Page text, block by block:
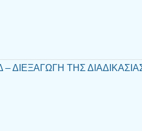
ΔΙΕΞΑΓΩΓΗ ΤΗΣ ΔΙΑΔΙΚΑΣΙΑΣ